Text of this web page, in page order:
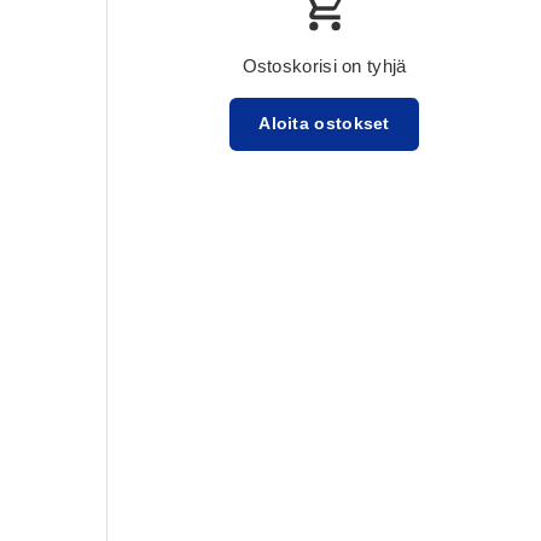
Ostoskorisi on tyhjä
Aloita ostokset